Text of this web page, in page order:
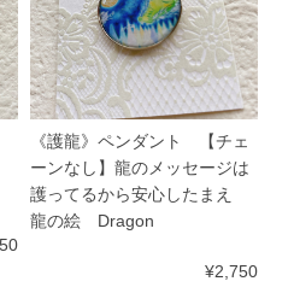
《護龍》ペンダント 【チェ
ーンなし】龍のメッセージは
護ってるから安心したまえ
龍の絵 Dragon
¥2,750